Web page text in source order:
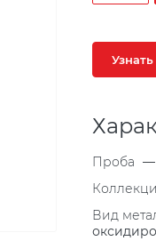
Проба —
Вид